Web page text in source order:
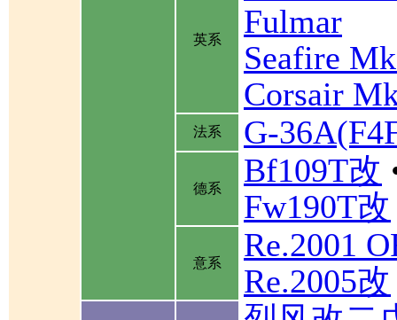
英系
Fulmar
Seafire
Corsair
法系 G-
德系 Bf109T改
Fw190T改
意系
Re.2001
Re.2005改